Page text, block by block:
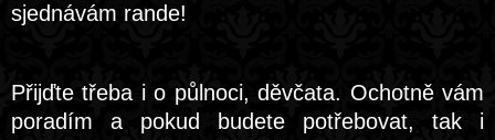
sjednávám rande!
Přijďte třeba i o půlnoci, děvčata. Ochotně vám
poradím a pokud budete potřebovat, tak i